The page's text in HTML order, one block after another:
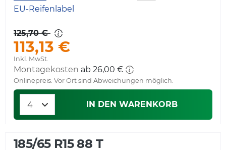
EU-Reifenlabel
125,70 €
113,13 €
Inkl. MwSt.
Montagekosten ab 26,00 €
Onlinepreis. Vor Ort sind Abweichungen möglich.
IN DEN WARENKORB
185/65 R15 88 T